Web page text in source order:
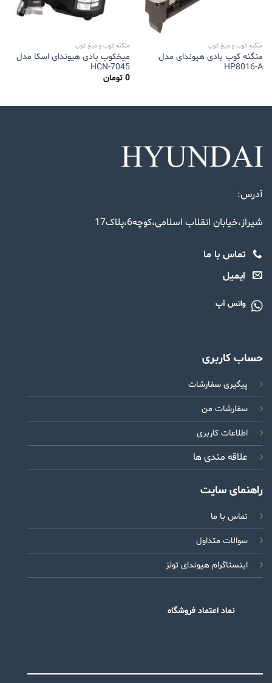
منگنه کوب و میخ کوب
منگنه کوب بادی هیوندای مدل
HP8016-A
منگنه کوب و میخ کوب
میخکوب بادی هیوندای اسکا مدل
HCN-7045
0 تومان
آدرس:
شیراز،خیابان انقلاب اسلامی،کوچه6،پلاک17
تماس با ما
ایمیل
واتس آپ
حساب کاربری
پیگیری سفارشات
سفارشات من
اطلاعات کاربری
علاقه مندی ها
راهنمای سایت
تماس با ما
سوالات متداول
اینستاگرام هیوندای تولز
نماد اعتماد فروشگاه